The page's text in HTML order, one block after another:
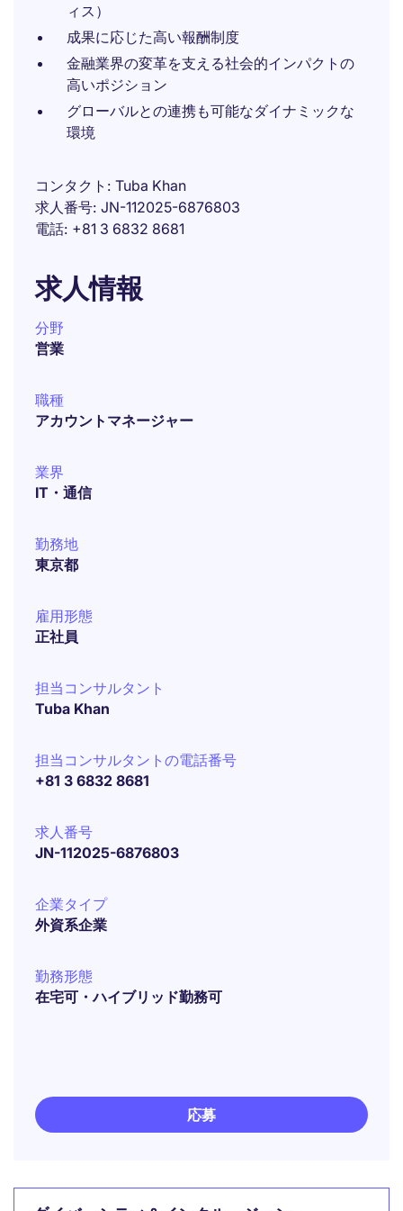
ィス）
成果に応じた高い報酬制度
金融業界の変革を支える社会的インパクトの
高いポジション
グローバルとの連携も可能なダイナミックな
環境
コンタクト
Tuba Khan
求人番号 JN-112025-6876803
電話 +81 3 6832 8681
求人情報
分野
営業
職種
アカウントマネージャー
業界
IT・通信
勤務地
東京都
雇用形態
正社員
担当コンサルタント
Tuba Khan
担当コンサルタントの電話番号
+81 3 6832 8681
求人番号
JN-112025-6876803
企業タイプ
外資系企業
勤務形態
在宅可・ハイブリッド勤務可
応募